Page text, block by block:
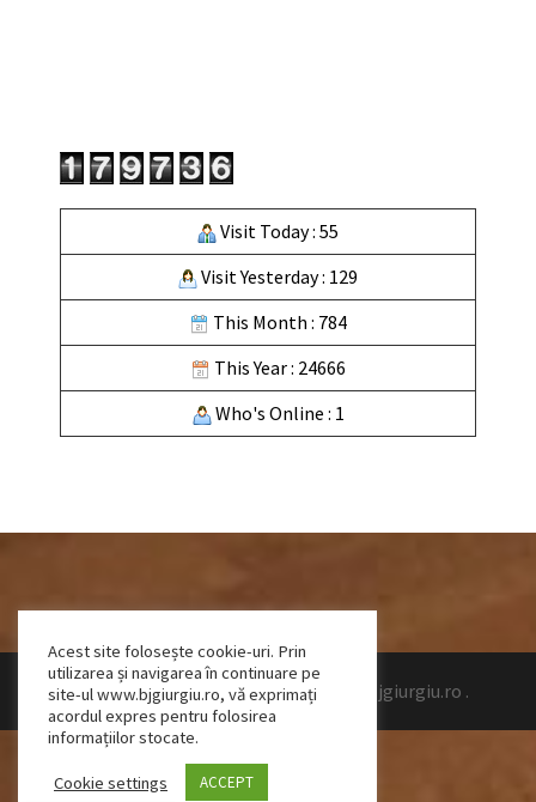
Visit Today : 55
Visit Yesterday : 129
This Month : 784
This Year : 24666
Who's Online : 1
Design by Talpeanu Cristian Bogdan www.bjgiurgiu.ro .
Acest site folosește cookie-uri. Prin
utilizarea și navigarea în continuare pe
site-ul www.bjgiurgiu.ro, vă exprimați
acordul expres pentru folosirea
informațiilor stocate.
Cookie settings ACCEPT